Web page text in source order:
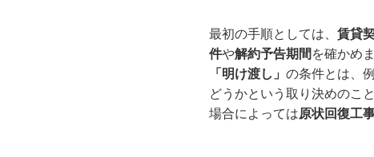
最初の手順としては、 賃貸
件や解約予告期間 を確かめま
「明け渡し」 の条件とは、
どうかという取り決めのこと
場合によっては原状回復工